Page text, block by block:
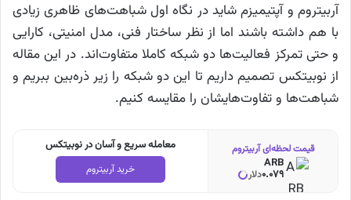
آربیتروم و آپتیمیزم شاید در نگاه اول شباهت‌های ظاهری زیادی
با هم داشته باشند اما از نظر ساختار فنی، مدل امنیتی، کارایی
و حتی تمرکز فعالیت‌ها دو شبکه کاملا متفاوت‌اند. در این مقاله
از نوبیتکس تصمیم داریم تا این دو شبکه را زیر ذره‌بین ببریم و
شباهت‌ها و تفاوت‌هایشان را مقایسه کنیم.
معامله سریع و آسان در نوبیتکس
خرید آربیتروم
قیمت لحظه‌ای آربیتروم
ARB
0.079دلار